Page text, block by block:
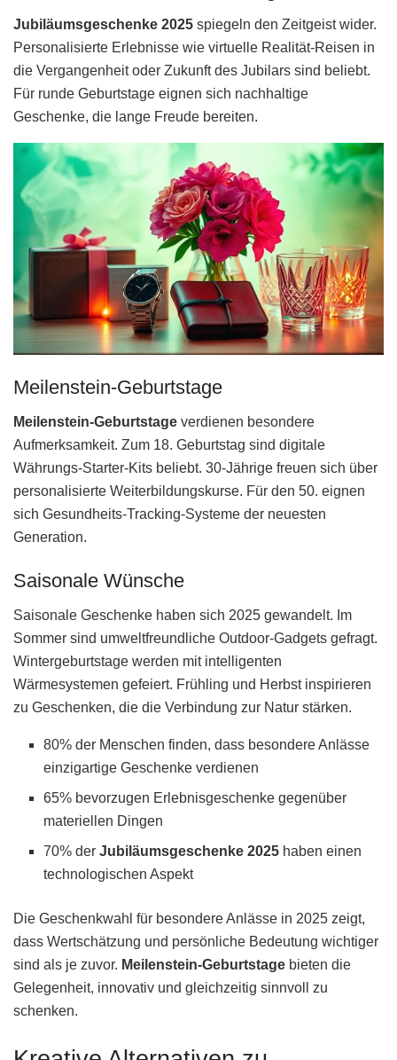
Jubiläumsgeschenke 2025 spiegeln den Zeitgeist wider.
Personalisierte Erlebnisse wie virtuelle Realität-Reisen in
die Vergangenheit oder Zukunft des Jubilars sind beliebt.
Für runde Geburtstage eignen sich nachhaltige
Geschenke, die lange Freude bereiten.
Meilenstein-Geburtstage
Meilenstein-Geburtstage verdienen besondere
Aufmerksamkeit. Zum 18. Geburtstag sind digitale
Währungs-Starter-Kits beliebt. 30-Jährige freuen sich über
personalisierte Weiterbildungskurse. Für den 50. eignen
sich Gesundheits-Tracking-Systeme der neuesten
Generation.
Saisonale Wünsche
Saisonale Geschenke haben sich 2025 gewandelt. Im
Sommer sind umweltfreundliche Outdoor-Gadgets gefragt.
Wintergeburtstage werden mit intelligenten
Wärmesystemen gefeiert. Frühling und Herbst inspirieren
zu Geschenken, die die Verbindung zur Natur stärken.
80% der Menschen finden, dass besondere Anlässe
einzigartige Geschenke verdienen
65% bevorzugen Erlebnisgeschenke gegenüber
materiellen Dingen
70% derJubiläumsgeschenke 2025 haben einen
technologischen Aspekt
Die Geschenkwahl für besondere Anlässe in 2025 zeigt,
dass Wertschätzung und persönliche Bedeutung wichtiger
sind als je zuvor. Meilenstein-Geburtstage bieten die
Gelegenheit, innovativ und gleichzeitig sinnvoll zu
schenken.